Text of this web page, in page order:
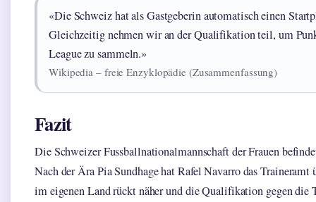
«Die Schweiz hat als Gastgeberin automatisch einen
Gleichzeitig nehmen wir an der Qualifikation teil, um
League zu sammeln.»
Wikipedia – freie Enzyklopädie (Zusammenfassung)
Fazit
Die Schweizer Fussballnationalmannschaft der Frauen
Nach der Ära Pia Sundhage hat Rafel Navarro das
im eigenen Land rückt näher und die Qualifikation gegen die